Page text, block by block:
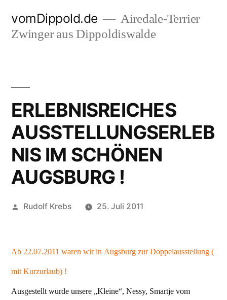
Inhalt
vomDippold.de
Airedale-Terrier
Zwinger aus Dippoldiswalde
ERLEBNISREICHES
AUSSTELLUNGSERLEB
NIS IM SCHÖNEN
AUGSBURG !
Veröffentlicht
Rudolf Krebs 25. Juli 2011
Ab 22.07.2011 waren wir in Augsburg zur Doppelausstellung (
mit Kurzurlaub) !
Ausgestellt wurde unsere „Kleine“, Nessy, Smartje vom